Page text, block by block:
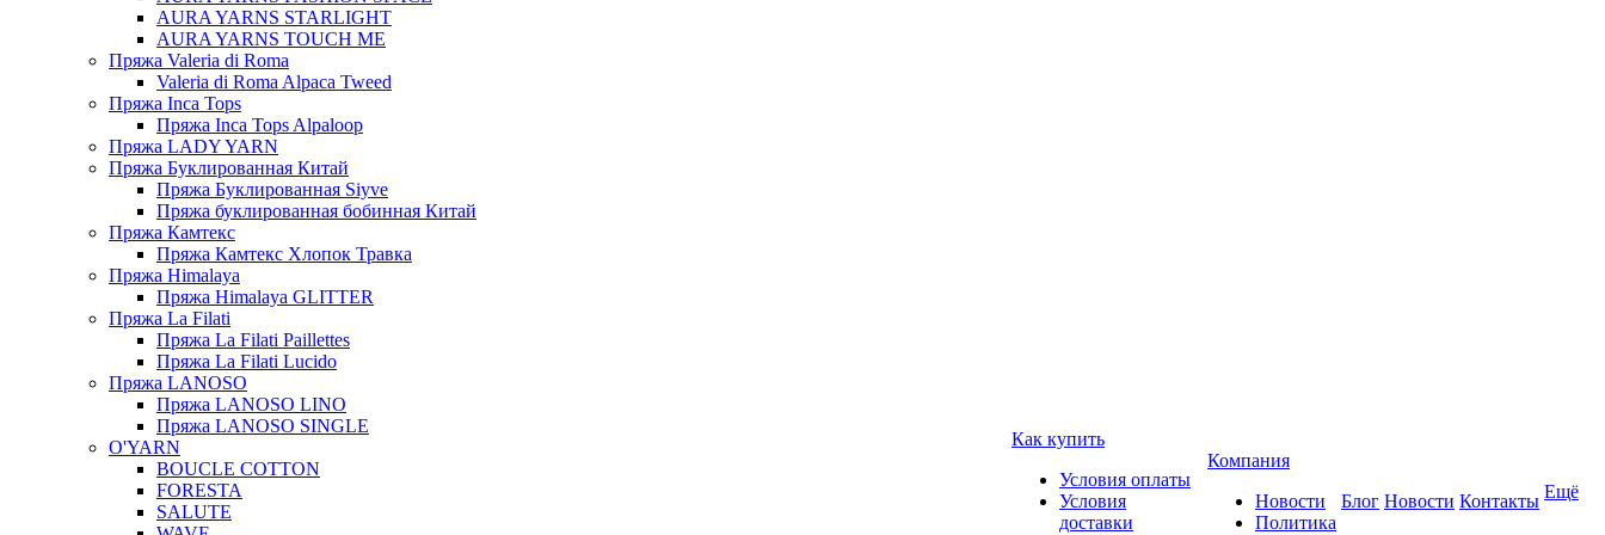
AURA YARNS STARLIGHT
AURA YARNS TOUCH ME
Пряжа Valeria di Roma
Valeria di Roma Alpaca Tweed
Пряжа Inca Tops
Пряжа Inca Tops Alpaloop
Пряжа LADY YARN
Пряжа Буклированная Китай
Пряжа Буклированная Siyve
Пряжа буклированная бобинная Китай
Пряжа Камтекс
Пряжа Камтекс Хлопок Травка
Пряжа Himalaya
Пряжа Himalaya GLITTER
Пряжа La Filati
Пряжа La Filati Paillettes
Пряжа La Filati Lucido
Пряжа LANOSO
Пряжа LANOSO LINO
Пряжа LANOSO SINGLE
O'YARN
BOUCLE COTTON
FORESTA
SALUTE
Как купить
Условия оплаты
Условия
доставки
Компания
Новости
Политика
Блог Новости Контакты Ещё